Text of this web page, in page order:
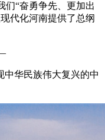
们“奋勇争先、更加出
代化河南提供了总纲
华民族伟大复兴的中